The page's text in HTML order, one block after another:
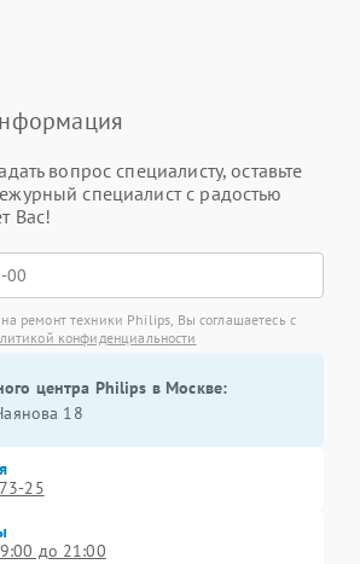
вопрос специалисту, оставьте
специалист с радостью
Вас!
ремонт техники Philips, Вы соглашаетесь с
конфиденциальности
центра Philips в Москве:
18
25
до 21:00